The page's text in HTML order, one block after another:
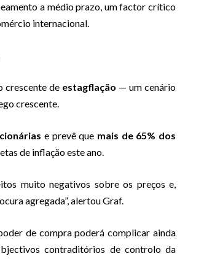
a médio prazo, um factor crítico
internacional.
crescente de estagflação — um cenário
crescente.
e prevê que mais de 65% dos
de inflação este ano.
muito negativos sobre os preços e,
agregada”, alertou Graf.
de compra poderá complicar ainda
contraditórios de controlo da